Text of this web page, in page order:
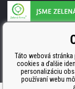
ISO 9001, ISO 14001 a
Táto webová
cookies a ďalšie
personalizáciu
používaní webu